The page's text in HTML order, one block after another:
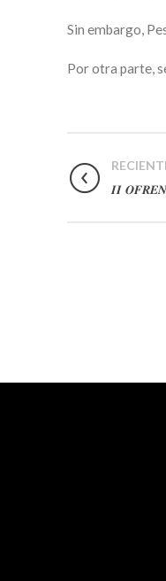
Sin embargo,
Por otra parte,
𝑰𝑰